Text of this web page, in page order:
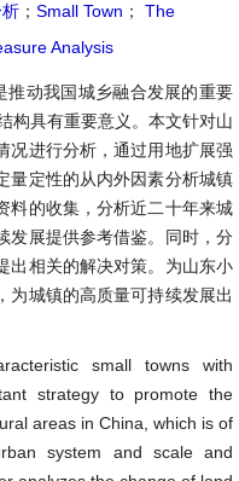
； Small Town ；
The
Analysis
推动我国城乡融合发展的重要
构具有重要意义。本文针对山
况进行分析，通过用地扩展强
量定性的从内外因素分析城镇
料的收集，分析近二十年来城
发展提供参考借鉴。同时，分
出相关的解决对策。为山东小
为城镇的高质量可持续发展出
small towns with
strategy to promote the
areas in China, which is of
system and scale and